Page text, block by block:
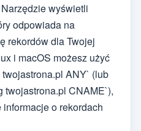
wyświetli
odpowiada na
rekordów dla Twojej
i macOS możesz użyć
ANY` (lub
twojastrona.pl CNAME`),
o rekordach